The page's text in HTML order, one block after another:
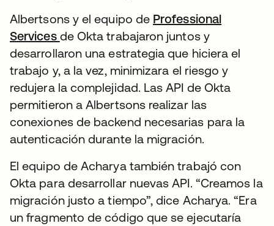
Albertsons y el equipo de Professional
Services de Okta trabajaron juntos y
desarrollaron una estrategia que hiciera el
trabajo y, a la vez, minimizara el riesgo y
redujera la complejidad. Las API de Okta
permitieron a Albertsons realizar las
conexiones de backend necesarias para la
autenticación durante la migración.
El equipo de Acharya también trabajó con
Okta para desarrollar nuevas API. “Creamos la
migración justo a tiempo”, dice Acharya. “Era
un fragmento de código que se ejecutaría